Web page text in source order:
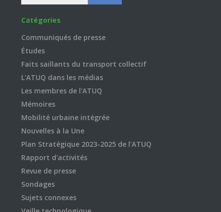
Catégories
Communiqués de presse
Études
Faits saillants du transport collectif
L'ATUQ dans les médias
Les membres de l'ATUQ
Mémoires
Mobilité urbaine intégrée
Nouvelles à la Une
Plan Stratégique 2023-2025 de l'ATUQ
Rapport d'activités
Revue de presse
Sondages
Sujets connexes